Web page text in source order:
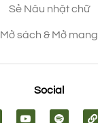
Sẻ Nâu nhặt chữ
Mở sách & Mở mang
Social